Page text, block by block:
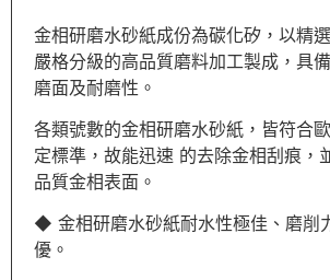
金相研磨水砂紙成份為碳化矽，以精
嚴格分級的高品質磨料加工製成，具
磨面及耐磨性。
各類號數的金相研磨水砂紙，皆符合
定標準，故能迅速 的去除金相刮痕，
品質金相表面。
◆ 金相研磨水砂紙耐水性極佳、磨削
優。